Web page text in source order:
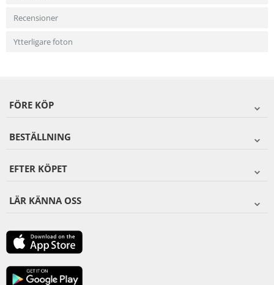
Recensioner
Ytterligare foton
FÖRE KÖP
BESTÄLLNING
EFTER KÖPET
LÄR KÄNNA OSS